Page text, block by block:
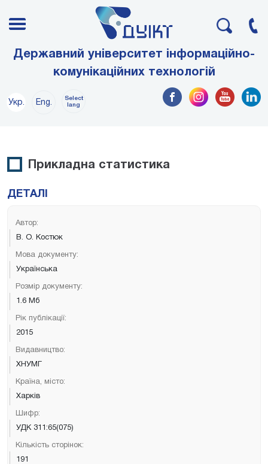
Державний університет інформаційно-
комунікаційних технологій
Укр. Eng.
Select
lang
Прикладна статистика
ДЕТАЛІ
Автор:
В. О. Костюк
Мова документу:
Українська
Розмір документу:
1.6 Мб
Рік публікації:
2015
Видавництво:
ХНУМГ
Країна, місто:
Харків
Шифр:
УДК 311:65(075)
Кількість сторінок:
191